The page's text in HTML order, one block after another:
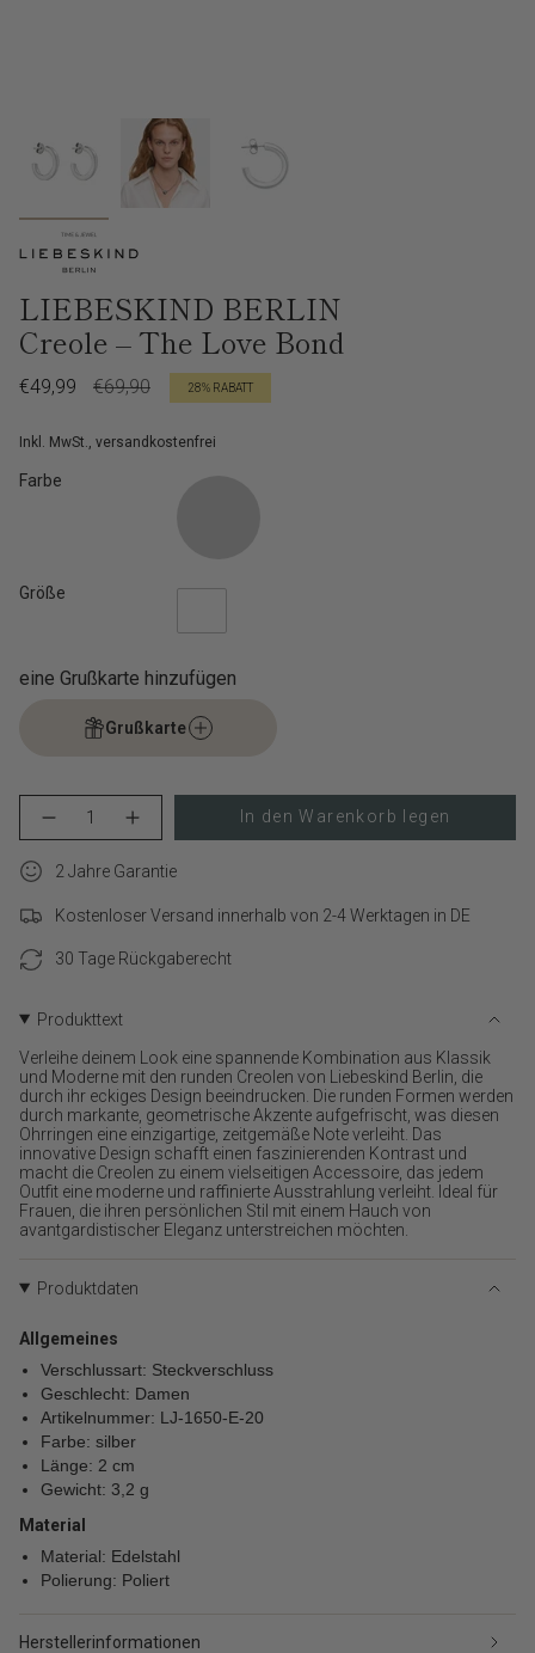
LIEBESKIND BERLIN
Creole – The Love Bond
Verkaufspreis
€49,99
Regulärer
€69,90 28% RABATT
Inkl. MwSt., versandkostenfrei
Farbe
Größe
eine Grußkarte hinzufügen
Grußkarte
cart\">
quantity
</span>
Warenkorb",
"decrease"=>"Menge
für
{{
product
}}
verringern",
"multiples_of"=>"Schritte
von
{{
quantity
"minimum_of"=>"Minimum
{{
quantity
}}",
"maximum_of"=>"Maximum
von
{{
quantity
}}"}
Menge
für
BERLIN
The
Bond
verringern
Schaltfläche
-
BERLIN
Creole
The
Love
In den Warenkorb legen
2 Jahre Garantie
Kostenloser Versand innerhalb von 2-4 Werktagen in DE
30 Tage Rückgaberecht
Produkttext
Verleihe deinem Look eine spannende Kombination aus Klassik
und Moderne mit den runden Creolen von Liebeskind Berlin, die
durch ihr eckiges Design beeindrucken. Die runden Formen werden
durch markante, geometrische Akzente aufgefrischt, was diesen
Ohrringen eine einzigartige, zeitgemäße Note verleiht. Das
innovative Design schafft einen faszinierenden Kontrast und
macht die Creolen zu einem vielseitigen Accessoire, das jedem
Outfit eine moderne und raffinierte Ausstrahlung verleiht. Ideal für
Frauen, die ihren persönlichen Stil mit einem Hauch von
avantgardistischer Eleganz unterstreichen möchten.
Produktdaten
Allgemeines
Verschlussart: Steckverschluss
Geschlecht: Damen
Artikelnummer: LJ-1650-E-20
Farbe: silber
Länge: 2 cm
Gewicht: 3,2 g
Material
Material: Edelstahl
Polierung: Poliert
Herstellerinformationen